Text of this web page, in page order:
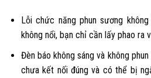
Lỗi chức năng phun sương
không nổi, bạn chỉ cần lấy phao ra
Đèn báo không sáng và không
chưa kết nối đúng và có thể bị